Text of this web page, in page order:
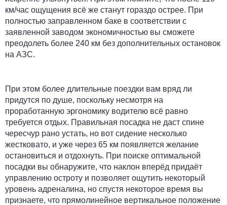
км/час ощущения всё же станут гораздо острее. При
полностью заправленном баке в соответствии с
заявленной заводом экономичностью вы сможете
преодолеть более 240 км без дополнительных остановок
на АЗС.
При этом более длительные поездки вам вряд ли
придутся по душе, поскольку несмотря на
проработанную эргономику водителю всё равно
требуется отдых. Правильная посадка не даст спине
чересчур рано устать, но вот сидение несколько
жестковато, и уже через 65 км появляется желание
остановиться и отдохнуть. При поиске оптимальной
посадки вы обнаружите, что наклон вперёд придаёт
управлению остроту и позволяет ощутить некоторый
уровень адреналина, но спустя некоторое время вы
признаете, что прямолинейное вертикальное положение